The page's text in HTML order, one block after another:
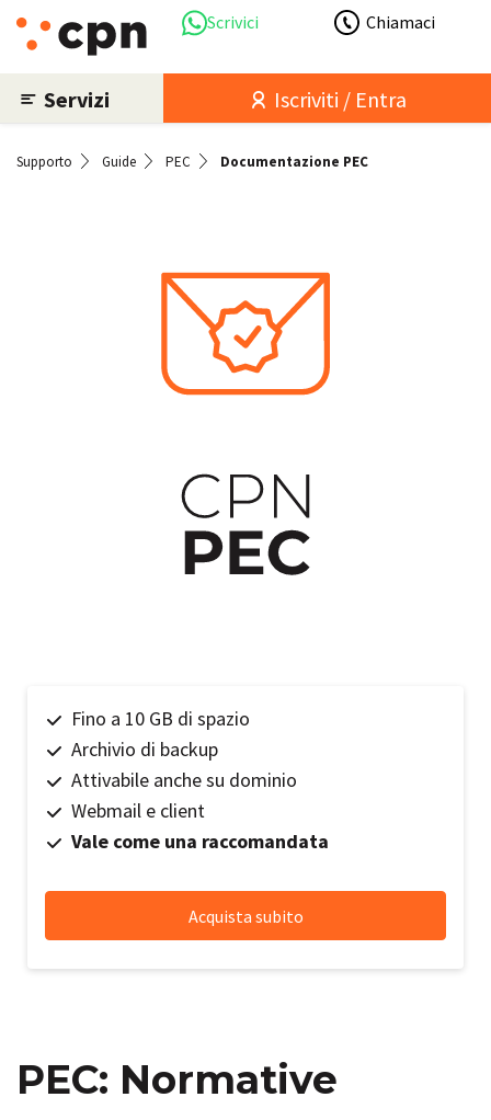
Scrivici Chiamaci
Servizi Iscriviti / Entra
Supporto Guide PEC Documentazione PEC
Fino a 10 GB di spazio
Archivio di backup
Attivabile anche su dominio
Webmail e client
Vale come una raccomandata
PEC: Normative